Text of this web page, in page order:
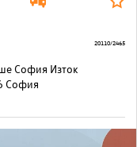
София Изток
София
20110/2465